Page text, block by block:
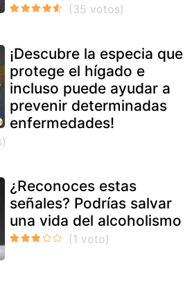
¡Descubre la especia que
protege el hígado e
incluso puede ayudar a
prevenir determinadas
enfermedades!
¿Reconoces estas
señales? Podrías salvar
una vida del alcoholismo